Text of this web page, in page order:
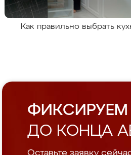
Как правильно выбрать
ФИКСИРУЕМ
ДО КОНЦА
Оставьте заявку